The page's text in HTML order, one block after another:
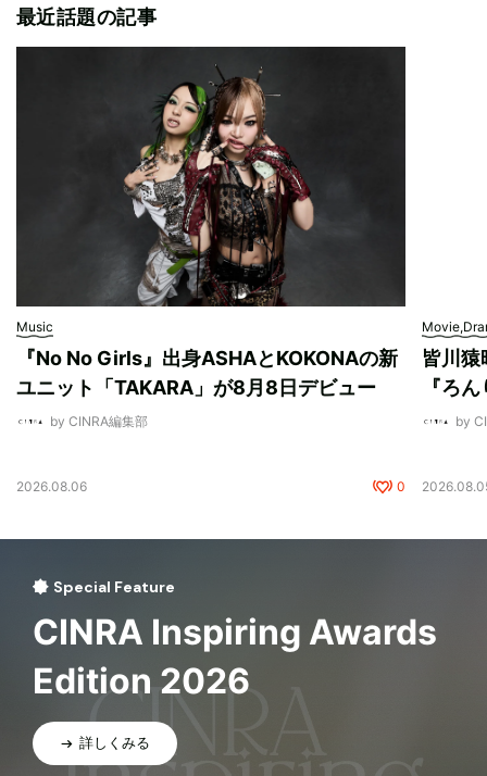
最近話題の記事
Music
『No No Girls』出身ASHAとKOKONAの新
ユニット「TAKARA」が8月8日デビュー
by CINRA編集部
2026.08.06 0
皆川猿
『ろ
by
Special Feature
CINRA Inspiring Awards
Edition 2026
詳しくみる